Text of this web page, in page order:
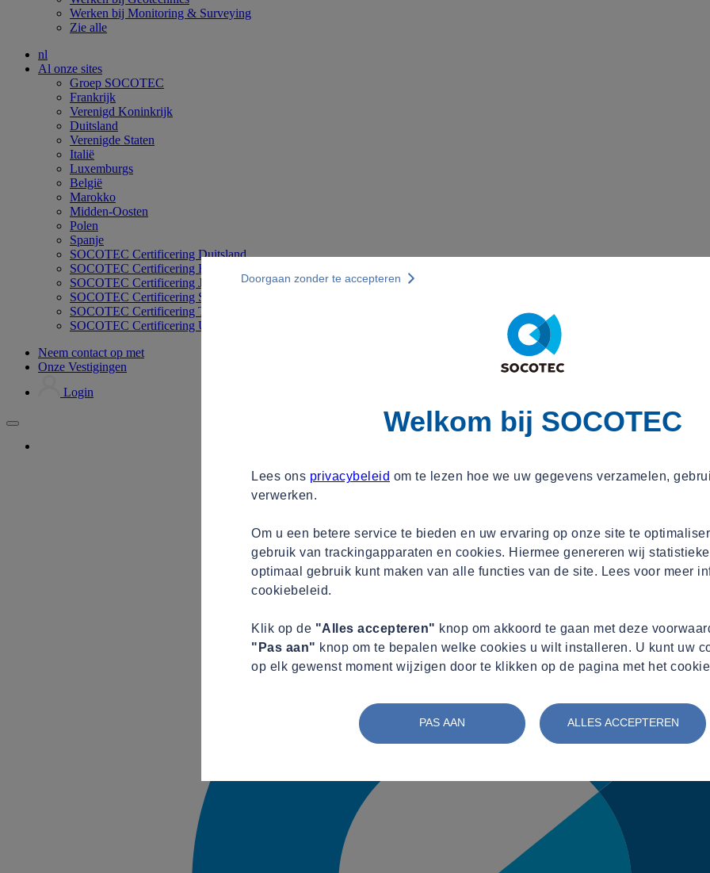
Werken bij Monitoring & Surveying
Zie alle
nl
Al onze sites
Groep SOCOTEC
Frankrijk
Verenigd Koninkrijk
Duitsland
Verenigde Staten
Italië
Luxemburgs
België
Marokko
Midden-Oosten
Polen
Spanje
SOCOTEC Certificering Duitsland
SOCOTEC Certificering Filipijnen
SOCOTEC Certificering Japan
SOCOTEC Certificering Singapore
SOCOTEC Certificering Thailand
SOCOTEC Certificering UK
Neem contact op met
Onze Vestigingen
Login
Welkom bij SOCOTEC
Lees ons privacybeleid om te lezen hoe we uw gegevens verzamelen,
verwerken.
Om u een betere service te bieden en uw ervaring op onze site te
gebruik van trackingapparaten en cookies. Hiermee genereren wij
optimaal gebruik kunt maken van alle functies van de site. Lees voor meer
cookiebeleid.
Klik op de "Alles accepteren" knop om akkoord te gaan met deze
"Pas aan" knop om te bepalen welke cookies u wilt installeren. U kunt uw
op elk gewenst moment wijzigen door te klikken op de pagina met het
PAS AAN ALLES ACCEPTEREN
Doorgaan zonder te accepteren